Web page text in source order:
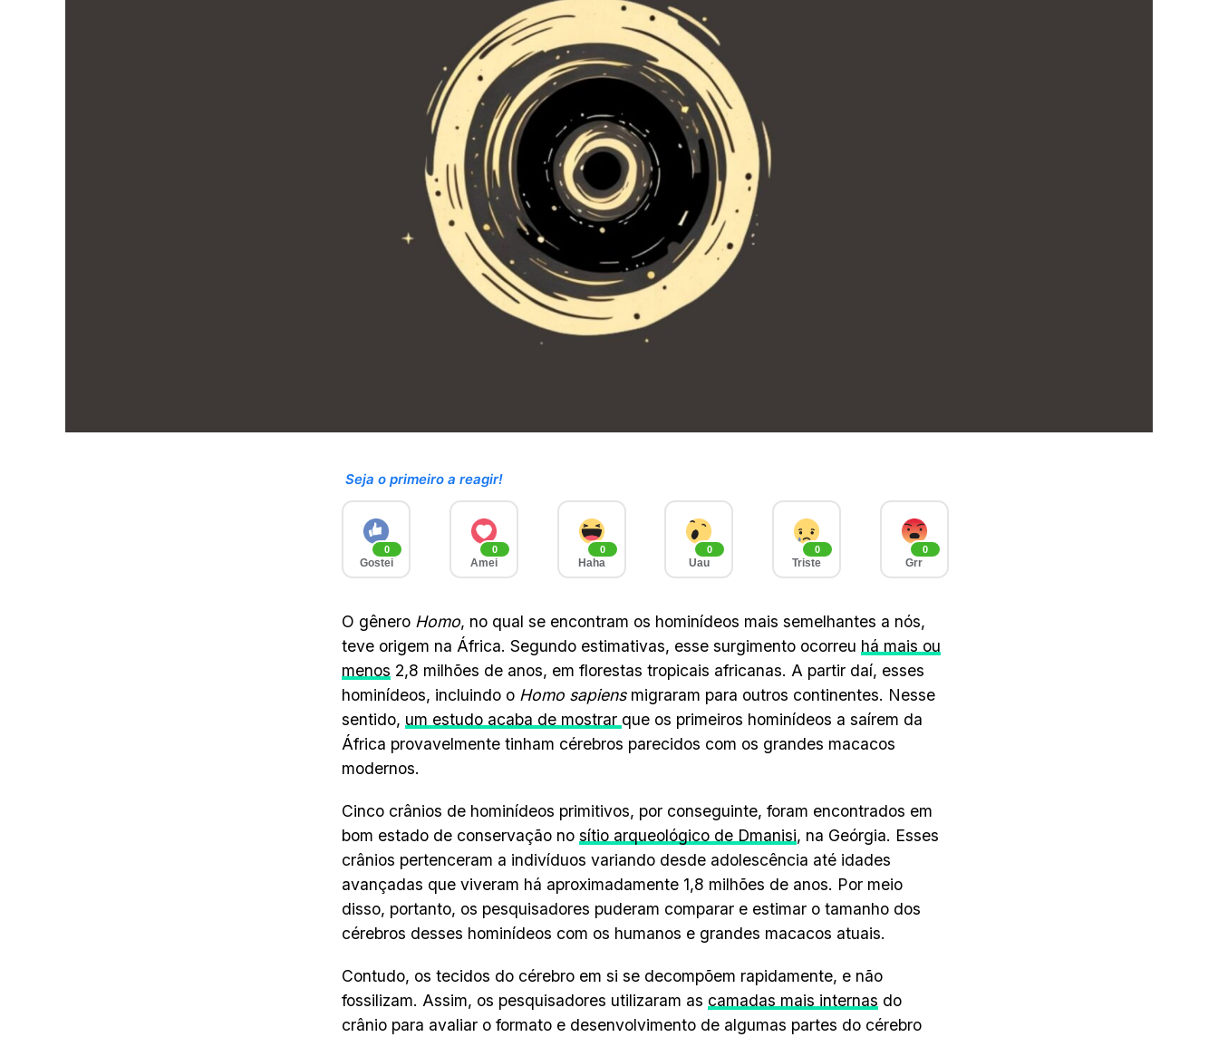
Seja o primeiro a reagir!
0
Gostei
0
Amei
0
Haha
0
Uau
0
Triste
0
Grr
O gênero Homo, no qual se encontram os hominídeos mais semelhantes a nós,
teve origem na África. Segundo estimativas, esse surgimento ocorreu há mais ou
menos 2,8 milhões de anos, em florestas tropicais africanas. A partir daí, esses
hominídeos, incluindo o Homo sapiens migraram para outros continentes. Nesse
sentido, um estudo acaba de mostrar que os primeiros hominídeos a saírem da
África provavelmente tinham cérebros parecidos com os grandes macacos
modernos.
Cinco crânios de hominídeos primitivos, por conseguinte, foram encontrados em
bom estado de conservação no sítio arqueológico de Dmanisi, na Geórgia. Esses
crânios pertenceram a indivíduos variando desde adolescência até idades
avançadas que viveram há aproximadamente 1,8 milhões de anos. Por meio
disso, portanto, os pesquisadores puderam comparar e estimar o tamanho dos
cérebros desses hominídeos com os humanos e grandes macacos atuais.
Contudo, os tecidos do cérebro em si se decompõem rapidamente, e não
fossilizam. Assim, os pesquisadores utilizaram as camadas mais internas do
crânio para avaliar o formato e desenvolvimento de algumas partes do cérebro